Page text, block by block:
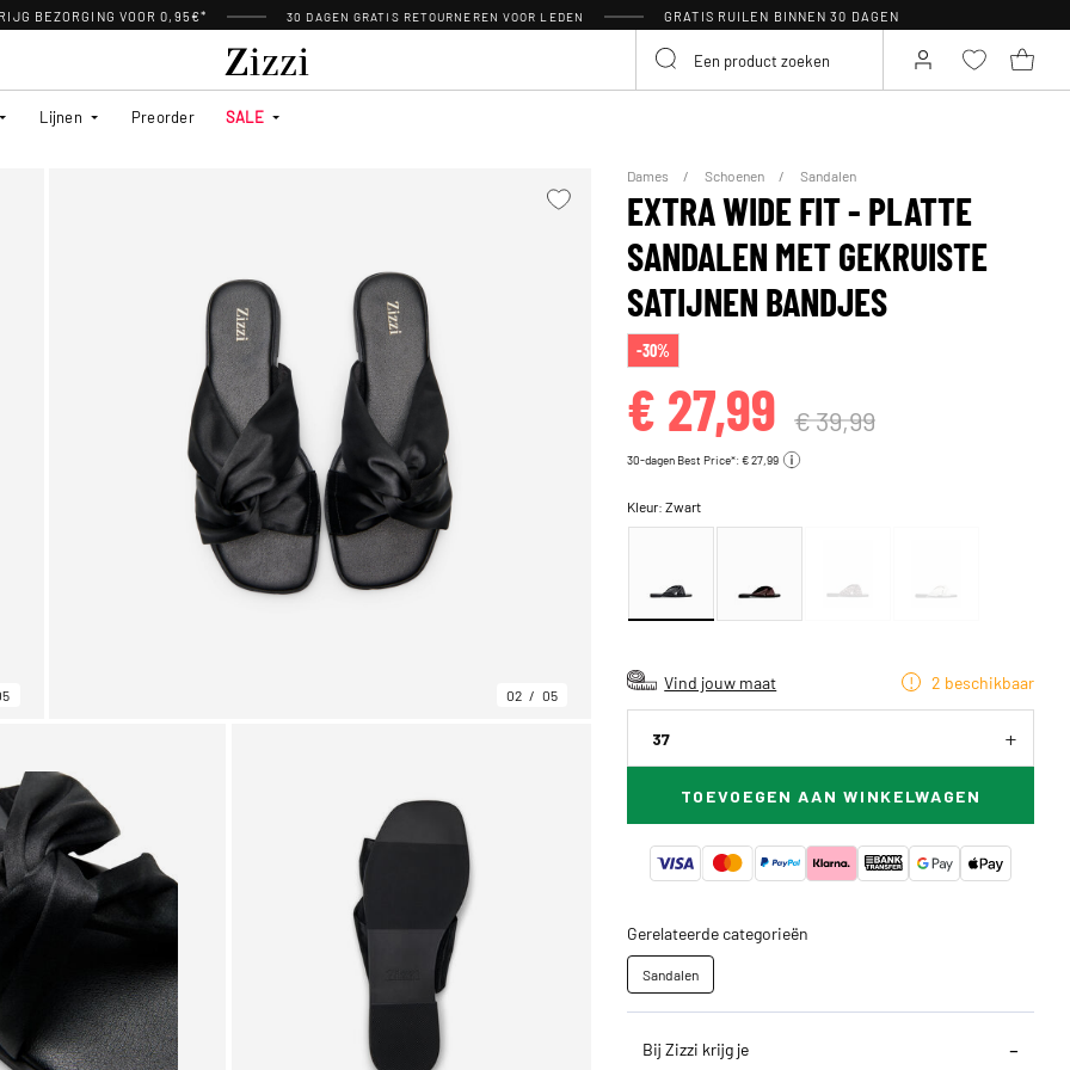
BEZORGING VOOR 0,95€* 30 DAGEN GRATIS RETOURNEREN VOOR LEDEN GRATIS RUILEN BINNEN 30 DAGEN
Lijnen Preorder SALE
02 05
Dames Schoenen Sandalen
EXTRA WIDE FIT - PLATTE
SANDALEN MET GEKRUISTE
SATIJNEN BANDJES
-30%
€ 27,99 € 39,99
30-dagen Best Price*: € 27,99
Kleur:Zwart
Vind jouw maat 2 beschikbaar
37
TOEVOEGEN AAN WINKELWAGEN
Gerelateerde categorieën
Sandalen
Bij Zizzi krijg je